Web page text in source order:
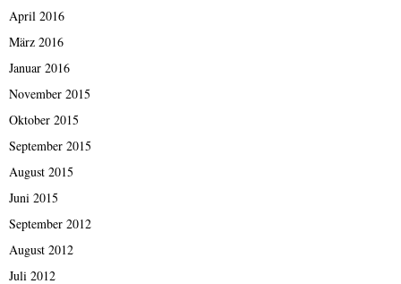
April 2016
März 2016
Januar 2016
November 2015
Oktober 2015
September 2015
August 2015
Juni 2015
September 2012
August 2012
Juli 2012